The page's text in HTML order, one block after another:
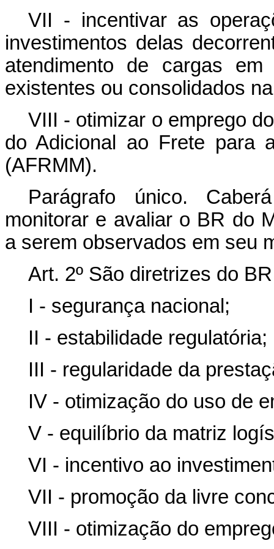
VII - incentivar as
investimentos delas
atendimento de cargas
existentes ou consolidados
VIII - otimizar o emprego
do Adicional ao Frete para
(AFRMM).
Parágrafo único.
monitorar e avaliar o BR do
a serem observados em seu
Art. 2º São diretrizes do
I - segurança nacional;
II - estabilidade regulatória;
III - regularidade da
IV - otimização do uso de
V - equilíbrio da matriz
VI - incentivo ao
VII - promoção da livre
VIII - otimização do